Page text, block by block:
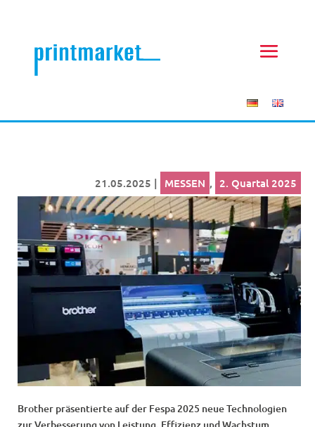
21.05.2025 | MESSEN , 2. Quartal 2025
Brother präsentierte auf der Fespa 2025 neue Technologien